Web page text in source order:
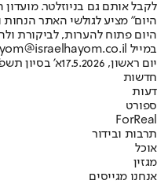
לקבל אותם גם בניוזלטר.
היום" מציע לגולשי האתר
היום פתוח להערות, לביקורת
במייל hayom@israelhayom.co.il.
יום ראשון, 17.5.2026
א' בסיון
חדשות
דעות
ספורט
ForReal
תרבות ובידור
אוכל
מגזין
אנחנו מגייסים